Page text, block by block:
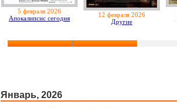
5 февраля 2026
Апокалипсис сегодня
12 февраля 2026
Другие
Январь, 2026